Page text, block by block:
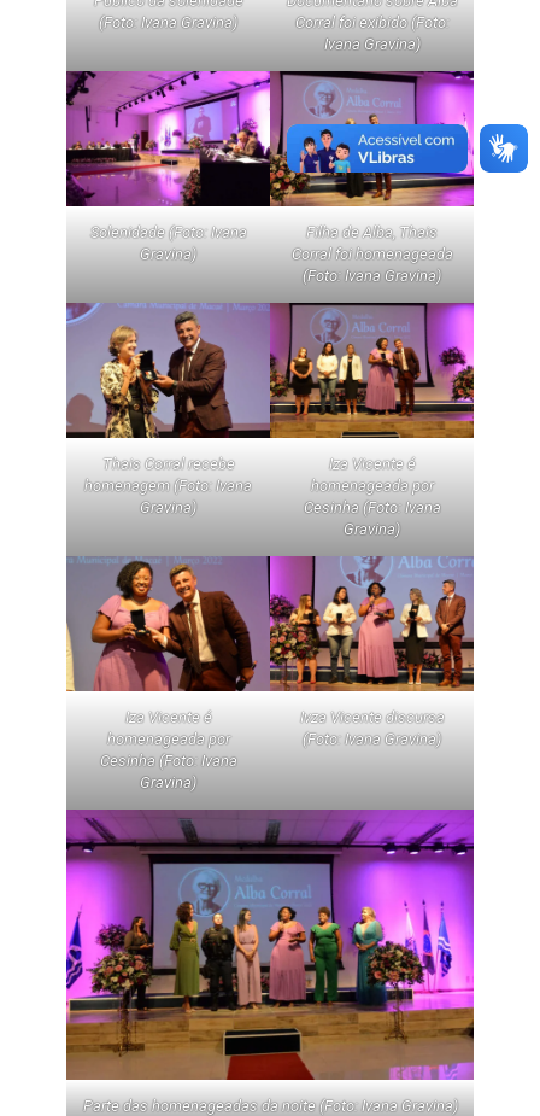
(Foto: Ivana Gravina)
Corral foi exibido (Foto:
Ivana Gravina)
Solenidade (Foto: Ivana
Gravina)
Filha de Alba, Thais
Corral foi homenageada
(Foto: Ivana Gravina)
Thais Corral recebe
homenagem (Foto: Ivana
Gravina)
Iza Vicente é
homenageada por
Cesinha (Foto: Ivana
Gravina)
Iza Vicente é
homenageada por
Cesinha (Foto: Ivana
Gravina)
Ivza Vicente discursa
(Foto: Ivana Gravina)
Parte das homenageadas da noite (Foto: Ivana Gravina)